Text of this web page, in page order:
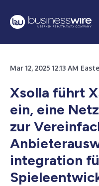
Mar 12, 2025 12:13 AM
Xsolla führt
ein, eine
zur
integration